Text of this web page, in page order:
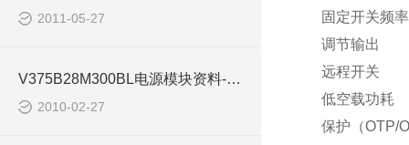
2011-05-27
V375B28M300BL电源模块资料-西安浩南电子科技
2010-02-27
固定开关频率
调节输出
远程开关
低空载功耗
保护（OTP/